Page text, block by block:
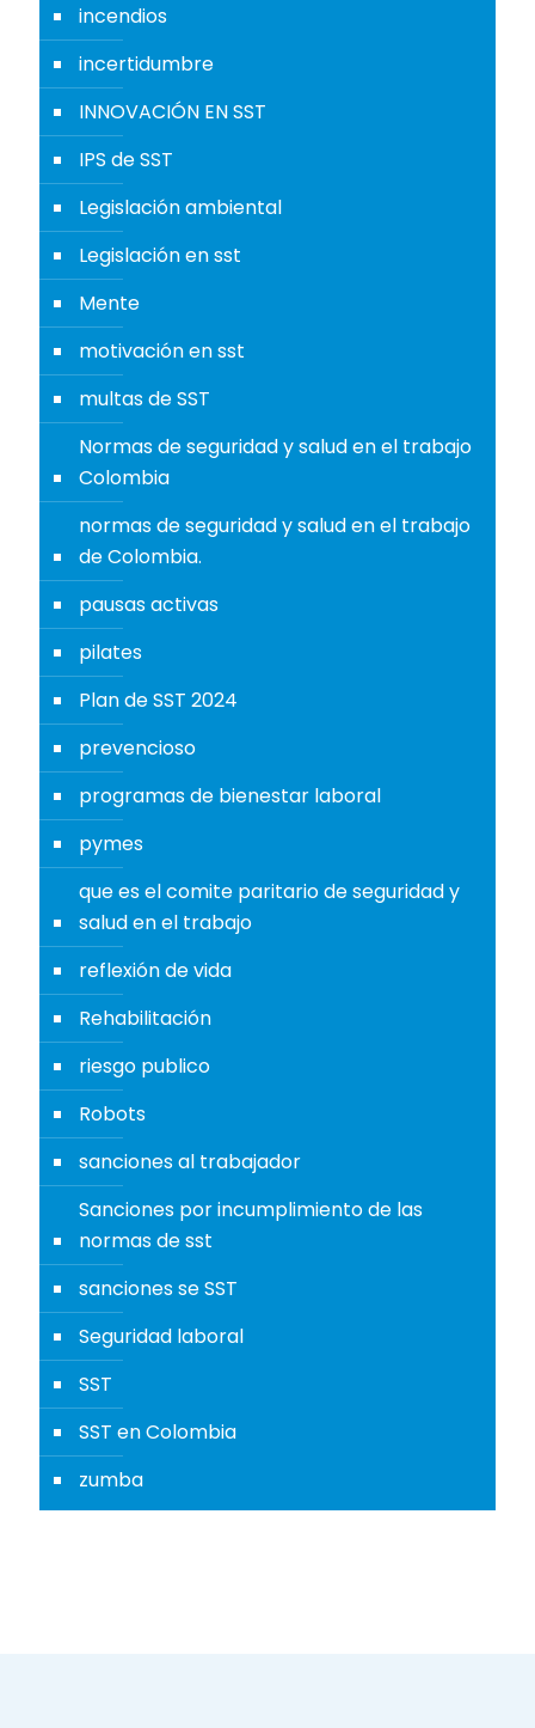
incendios
incertidumbre
INNOVACIÓN EN SST
IPS de SST
Legislación ambiental
Legislación en sst
Mente
motivación en sst
multas de SST
Normas de seguridad y salud en el trabajo
Colombia
normas de seguridad y salud en el trabajo
de Colombia.
pausas activas
pilates
Plan de SST 2024
prevencioso
programas de bienestar laboral
pymes
que es el comite paritario de seguridad y
salud en el trabajo
reflexión de vida
Rehabilitación
riesgo publico
Robots
sanciones al trabajador
Sanciones por incumplimiento de las
normas de sst
sanciones se SST
Seguridad laboral
SST
SST en Colombia
zumba